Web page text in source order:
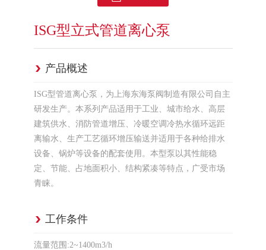
ISG型立式管道离心泵
产品概述
ISG型管道离心泵，为上海东海泵阀制造有限公司自主
研发生产。本系列产品适用于工业、城市给水、高层
建筑供水、消防管道增压、冷暖空调冷热水循环远距
离输水、生产工艺循环增压输送并适用于各种给排水
设备、锅炉等设备的配套使用。本型泵以其性能稳
定、节能、占地面积小、结构紧凑等特点，广受市场
青睐。
工作条件
流量范围:2~1400m3/h